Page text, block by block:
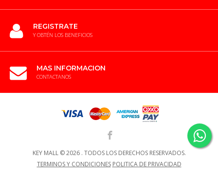
REGISTRATE
Y OBTÉN LOS BENEFICIOS
MAS INFORMACION
CONTACTANOS
KEY MALL ©2026 . TODOS LOS DERECHOS RESERVADOS.
TERMINOS Y CONDICIONES POLITICA DE PRIVACIDAD